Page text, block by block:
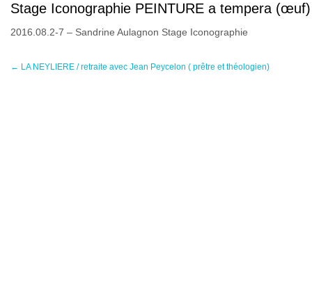
Stage Iconographie PEINTURE a tempera (œuf)
2016.08.2-7 – Sandrine Aulagnon Stage Iconographie
← LA NEYLIERE / retraite avec Jean Peycelon ( prêtre et théologien)